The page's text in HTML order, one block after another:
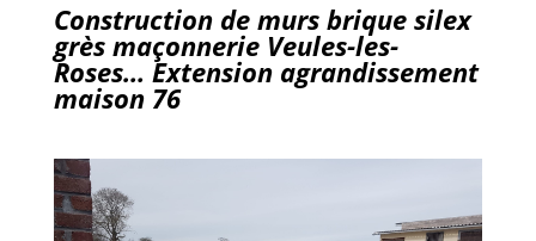
Construction de murs brique silex
grès maçonnerie Veules-les-
Roses… Extension agrandissement
maison 76